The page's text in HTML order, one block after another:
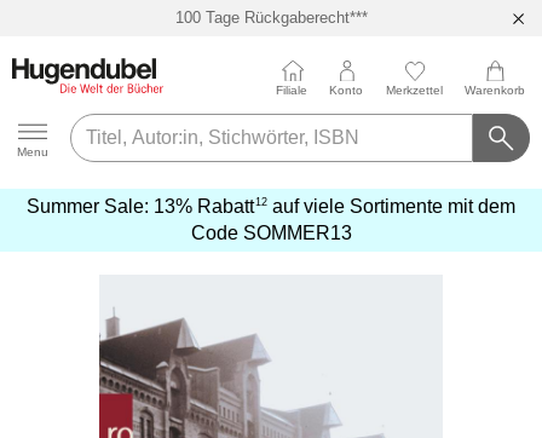
100 Tage Rückgaberecht***
Hugendubel
Menu
Filiale Konto Merkzettel Warenkorb
Summer Sale: 13% Rabatt12 auf viele Sortimente mit dem
Code SOMMER13
erfahren